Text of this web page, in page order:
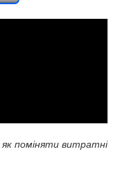
поміняти витратні